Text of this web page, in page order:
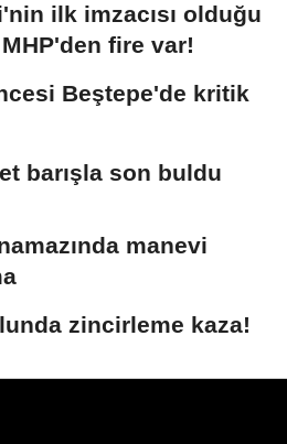
ilk imzacısı olduğu
fire var!
Beştepe'de kritik
barışla son buldu
manevi
zincirleme kaza!